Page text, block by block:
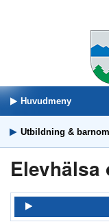
Huvudmeny
Utbildning &